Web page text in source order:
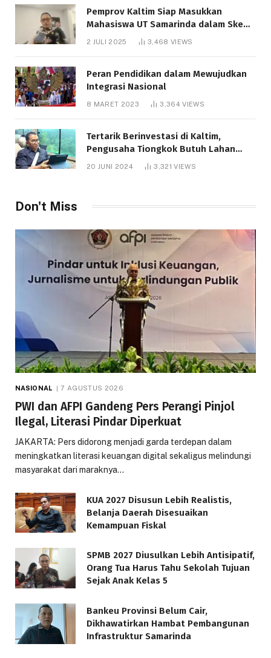
Pemprov Kaltim Siap Masukkan
Mahasiswa UT Samarinda dalam Skema
Bantuan Pendidikan Gratispol
2 JULI 2025 3,468 VIEWS
Peran Pendidikan dalam Mewujudkan
Integrasi Nasional
8 MARET 2023 3,364VIEWS
Tertarik Berinvestasi di Kaltim,
Pengusaha Tiongkok Butuh Lahan
1.000 Hektare
20 JUNI 2024 3,321VIEWS
Don't Miss
NASIONAL 7 AGUSTUS 2026
PWI dan AFPI Gandeng Pers Perangi Pinjol
Ilegal, Literasi Pindar Diperkuat
JAKARTA: Pers didorong menjadi garda terdepan dalam
meningkatkan literasi keuangan digital sekaligus melindungi
masyarakat dari maraknya…
KUA 2027 Disusun Lebih Realistis,
Belanja Daerah Disesuaikan
Kemampuan Fiskal
SPMB 2027 Diusulkan Lebih Antisipatif,
Orang Tua Harus Tahu Sekolah Tujuan
Sejak Anak Kelas 5
Bankeu Provinsi Belum Cair,
Dikhawatirkan Hambat Pembangunan
Infrastruktur Samarinda